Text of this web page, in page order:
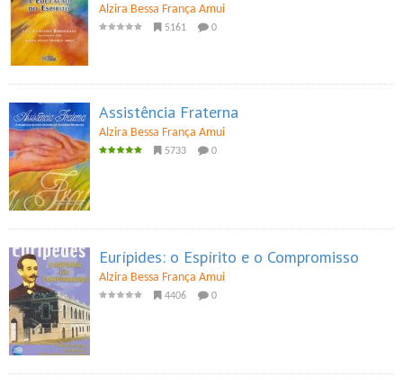
Alzira Bessa França Amui
5161 0
Assistência Fraterna
Alzira Bessa França Amui
5733 0
Eurípides: o Espírito e o Compromisso
Alzira Bessa França Amui
4406 0